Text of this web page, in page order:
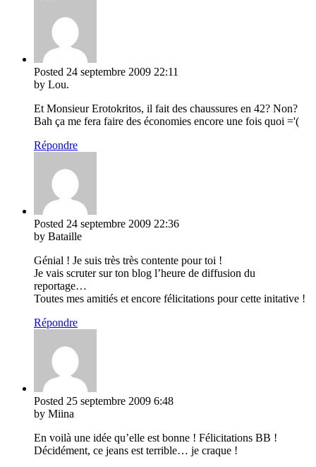
Posted 24 septembre 2009 22:11
by Lou.
Et Monsieur Erotokritos, il fait des chaussures en 42? Non?
Bah ça me fera faire des économies encore une fois quoi ='(
Répondre
Posted 24 septembre 2009 22:36
by Bataille
Génial ! Je suis très très contente pour toi !
Je vais scruter sur ton blog l’heure de diffusion du
reportage…
Toutes mes amitiés et encore félicitations pour cette initative !
Répondre
Posted 25 septembre 2009 6:48
by Miina
En voilà une idée qu’elle est bonne ! Félicitations BB !
Décidément, ce jeans est terrible… je craque !